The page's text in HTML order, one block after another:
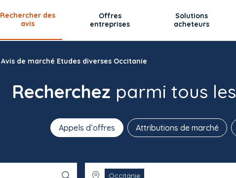
Rechercher des
avis
Offres
entreprises
Solutions
acheteurs
Recherchez parmi tous les
Appels d’offres Attributions de marché
Occitanie
Avis de marché Etudes diverses Occitanie